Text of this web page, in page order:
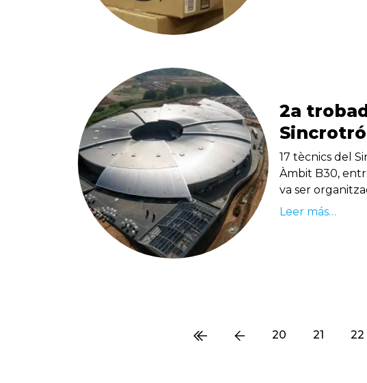
2a
17 tècnics del
Àmbit B30,
va ser
Leer más…
20 21 22